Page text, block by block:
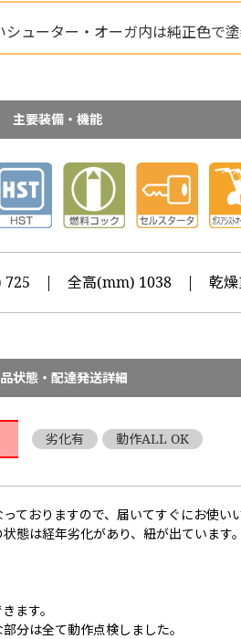
ューター・オーガ内は純正色で塗
主要装備・機能
725 | 全高(mm) 1038 | 乾燥
状態・配達発送詳細
劣化有 動作ALL OK
おりますので、届いてすぐにお使いい
は経年劣化があり、紐が出ています。
ます。
分は全て動作点検しました。